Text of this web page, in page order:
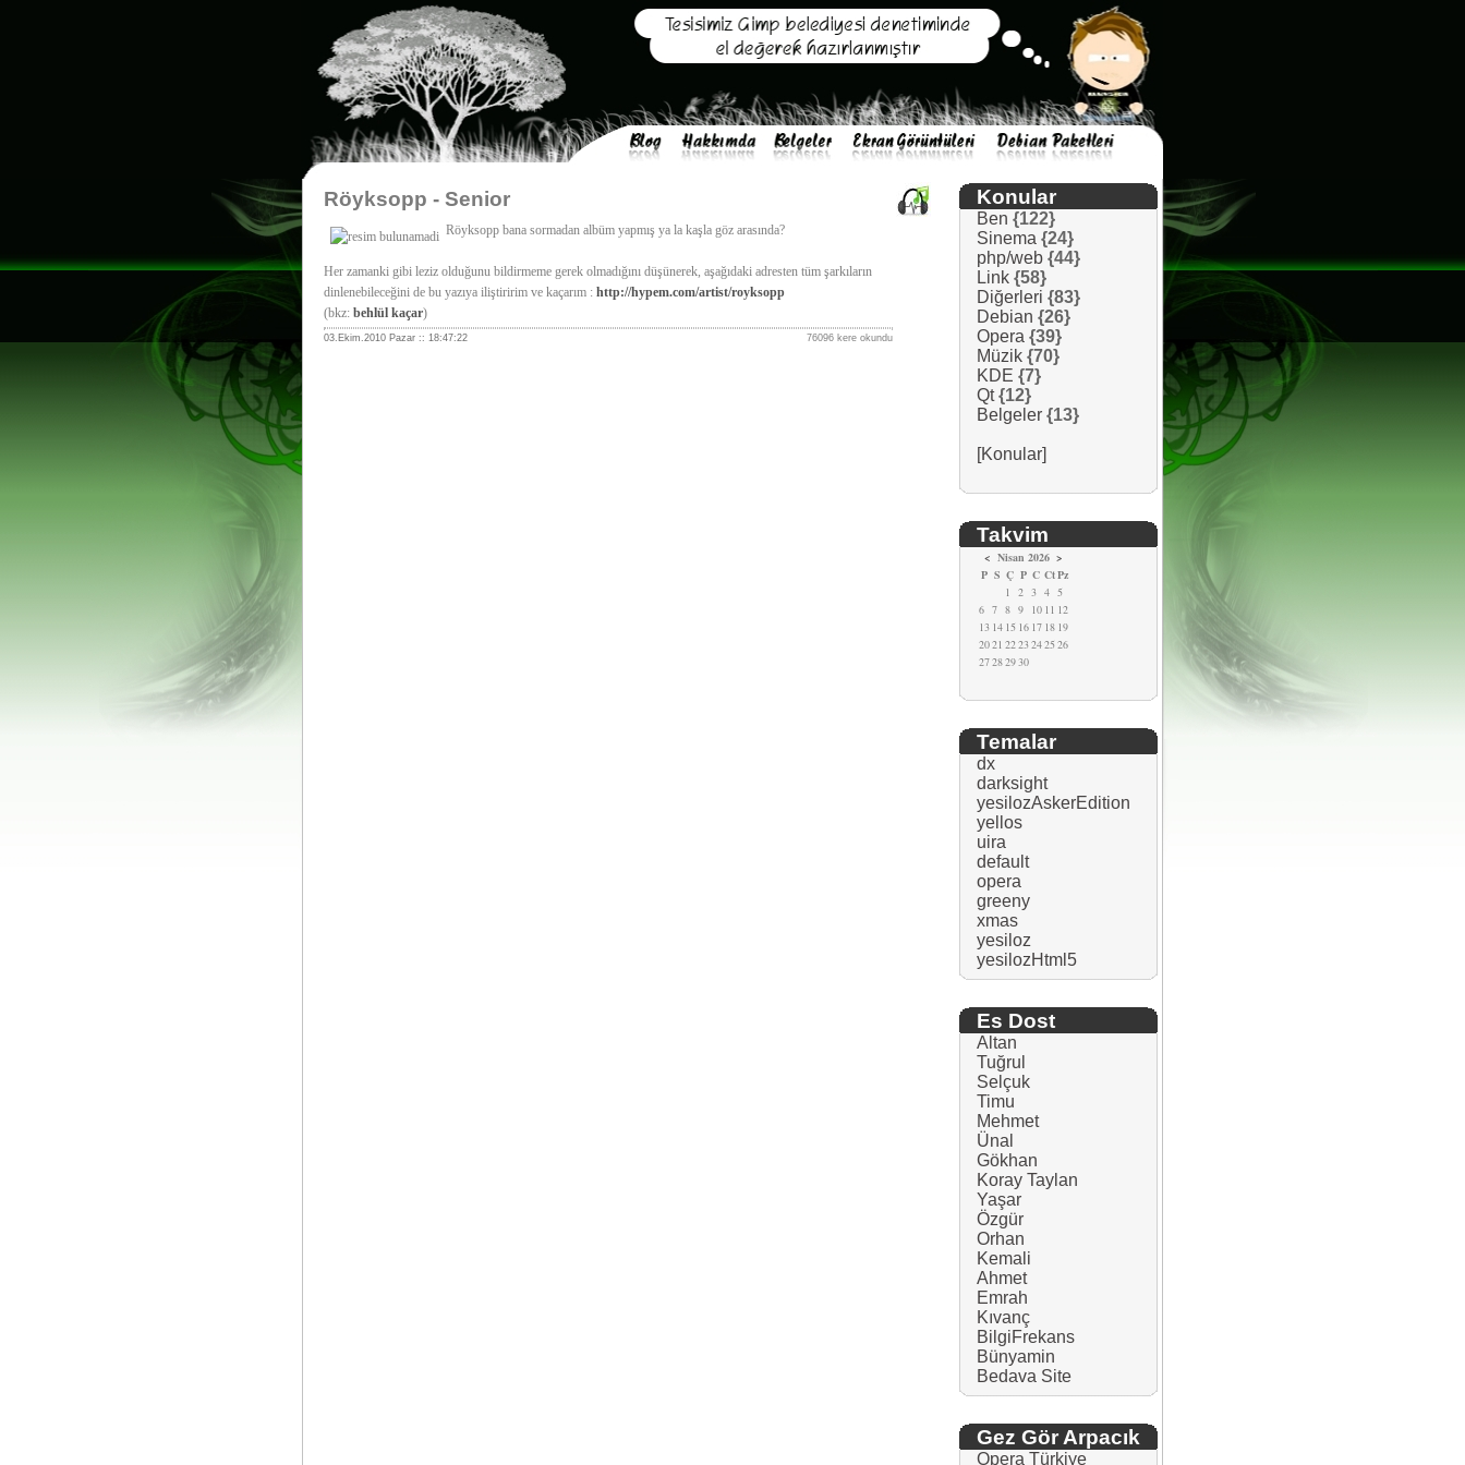
Röyksopp - Senior
Röyksopp bana sormadan albüm yapmış ya la kaşla göz arasında?
Her zamanki gibi leziz olduğunu bildirmeme gerek olmadığını düşünerek, aşağıdaki adresten tüm şarkıların
dinlenebileceğini de bu yazıya iliştiririm ve kaçarım : http://hypem.com/artist/royksopp
(bkz: behlül kaçar)
03.Ekim.2010 Pazar :: 18:47:22 76096 kere okundu
Konular
Ben {122}
Sinema {24}
php/web {44}
Link {58}
Diğerleri {83}
Debian {26}
Opera {39}
Müzik {70}
KDE {7}
Qt {12}
Belgeler {13}
[Konular]
Takvim
< Nisan 2026 >
P S Ç P C CtPz
1 2 3 4 5
6 7 8 9 10 11 12
13 14 15 16 17 18 19
2021 2223242526
27282930
Temalar
dx
darksight
yesilozAskerEdition
yellos
uira
default
opera
greeny
xmas
yesiloz
yesilozHtml5
Es Dost
Altan
Tuğrul
Selçuk
Timu
Mehmet
Ünal
Gökhan
Koray Taylan
Yaşar
Özgür
Orhan
Kemali
Ahmet
Emrah
Kıvanç
BilgiFrekans
Bünyamin
Bedava Site
Gez Gör Arpacık
Opera Türkiye